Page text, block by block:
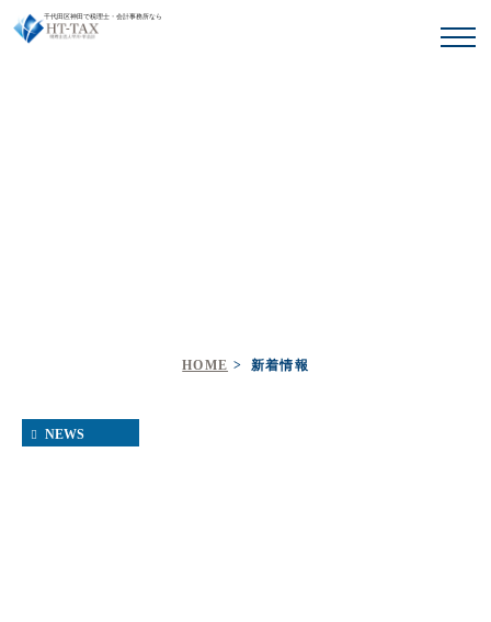
千代田区神田で税理士・会計事務所なら
HOME 新着情報
NEWS